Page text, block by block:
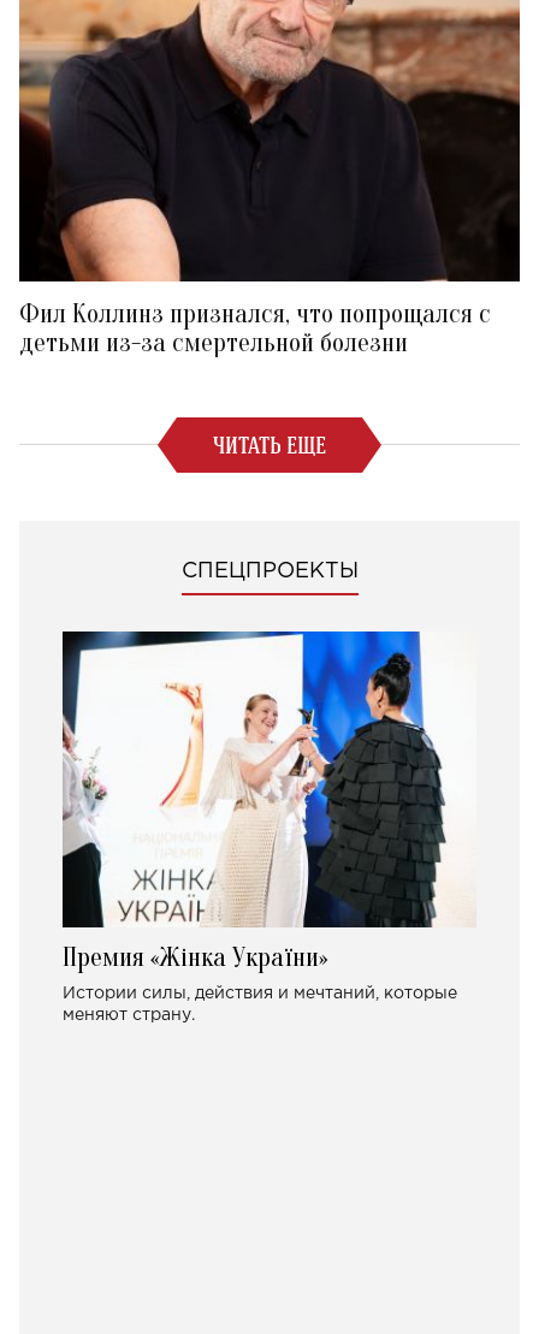
Фил Коллинз признался, что попрощался с
детьми из-за смертельной болезни
ЧИТАТЬ ЕЩЕ
СПЕЦПРОЕКТЫ
Премия «Жінка України»
Истории силы, действия и мечтаний, которые
меняют страну.